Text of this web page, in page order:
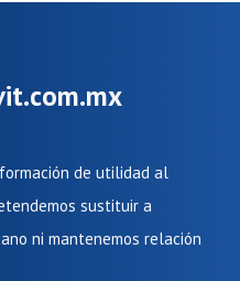
de utilidad al
sustituir a
ni mantenemos relación